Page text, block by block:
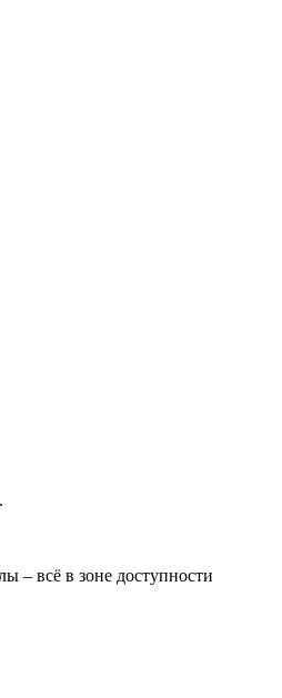
всё в зоне доступности